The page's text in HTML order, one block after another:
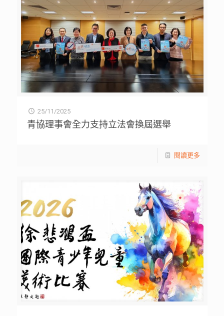
25/11/2025
青協理事會全力支持立法會換屆選舉
閱讀更多